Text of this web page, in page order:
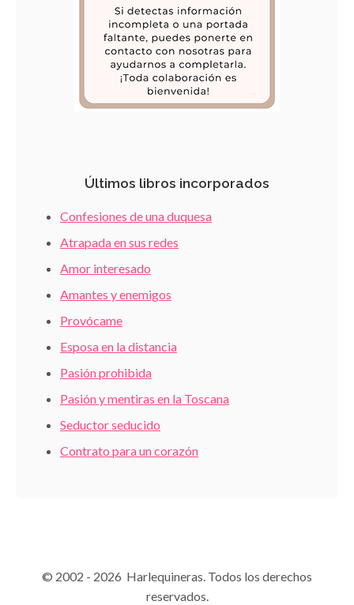
Últimos libros incorporados
Confesiones de una duquesa
Atrapada en sus redes
Amor interesado
Amantes y enemigos
Provócame
Esposa en la distancia
Pasión prohibida
Pasión y mentiras en la Toscana
Seductor seducido
Contrato para un corazón
© 2002 - 2026 Harlequineras. Todos los derechos
reservados.